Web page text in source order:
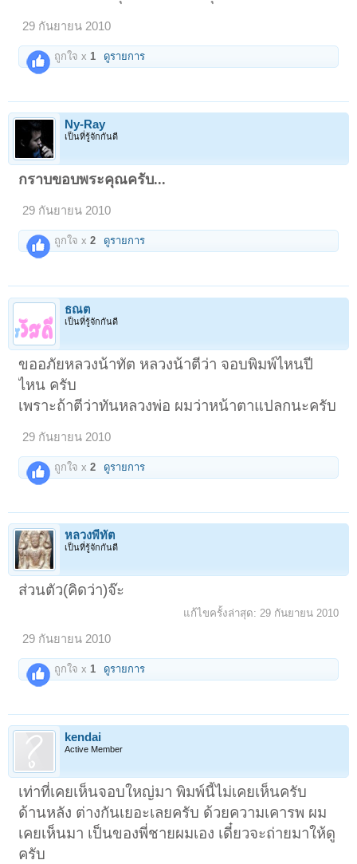
29 กันยายน 2010
ถูกใจ x 1 ดูรายการ
Ny-Ray
เป็นที่รู้จักกันดี
กราบขอบพระคุณครับ...
29 กันยายน 2010
ถูกใจ x2 ดูรายการ
ธณต
เป็นที่รู้จักกันดี
ขออภัยหลวงน้าทัต หลวงน้าตีว่า จอบพิมพ์ไหนปี
ไหน ครับ
เพราะถ้าตีว่าทันหลวงพ่อ ผมว่าหน้าตาแปลกนะครับ
29 กันยายน 2010
ถูกใจ x2 ดูรายการ
หลวงพี่ทัต
เป็นที่รู้จักกันดี
ส่วนตัว(คิดว่า)จ๊ะ
แก้ไขครั้งล่าสุด: 29 กันยายน 2010
29 กันยายน 2010
ถูกใจ x 1 ดูรายการ
kendai
Active Member
เท่าที่เคยเห็นจอบใหญ่มา พิมพ์นี้ไม่เคยเห็นครับ
ด้านหลัง ต่างกันเยอะเลยครับ ด้วยความเคารพ ผม
เคยเห็นมา เป็นของพี่ชายผมเอง เดี๋ยวจะถ่ายมาให้ดู
ครับ